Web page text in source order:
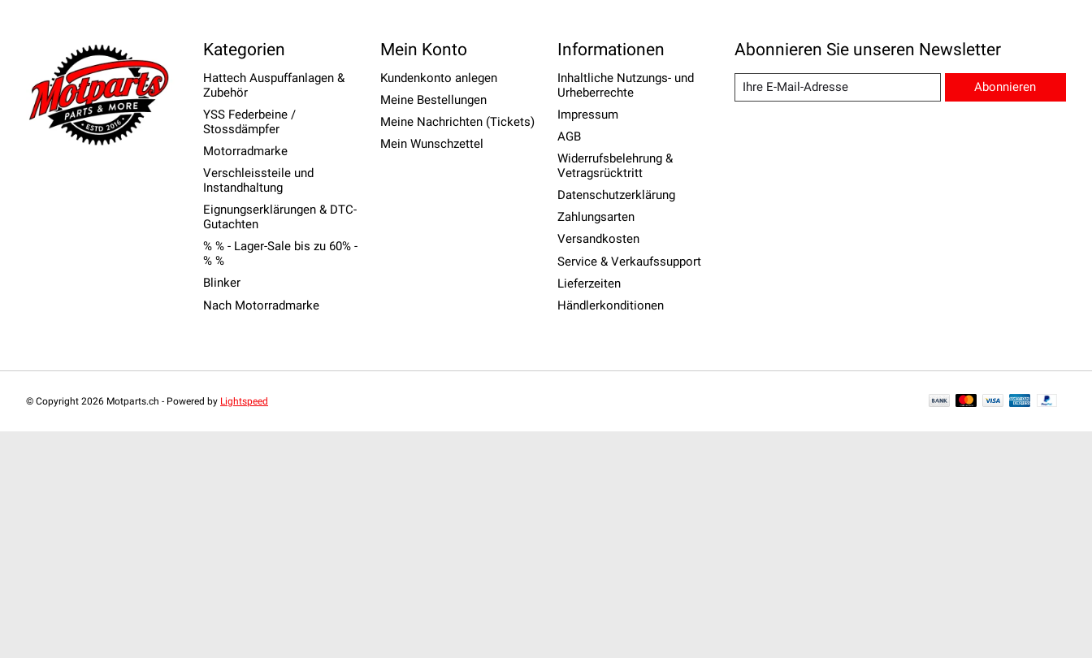
Kategorien
Hattech Auspuffanlagen &
Zubehör
YSS Federbeine /
Stossdämpfer
Motorradmarke
Verschleissteile und
Instandhaltung
Eignungserklärungen & DTC-
Gutachten
% % - Lager-Sale bis zu 60% -
% %
Blinker
Nach Motorradmarke
Mein Konto
Kundenkonto anlegen
Meine Bestellungen
Meine Nachrichten (Tickets)
Mein Wunschzettel
Informationen
Inhaltliche Nutzungs- und
Urheberrechte
Impressum
AGB
Widerrufsbelehrung &
Vetragsrücktritt
Datenschutzerklärung
Zahlungsarten
Versandkosten
Service & Verkaufssupport
Lieferzeiten
Händlerkonditionen
Abonnieren Sie unseren Newsletter
Abonnieren
© Copyright 2026 Motparts.ch - Powered by Lightspeed